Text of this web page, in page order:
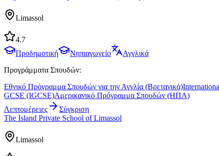
Limassol
4.7
Προδημοτική
Νηπιαγωγείο
Αγγλικά
Προγράμματα Σπουδών:
Εθνικό Πρόγραμμα Σπουδών για την Αγγλία (Βρετανικά)
GCSE (IGCSE)Αμερικανικό Πρόγραμμα Σπουδών (ΗΠΑ)
Λεπτομέρειες
Σύγκριση
The Island Private School of Limassol
Limassol